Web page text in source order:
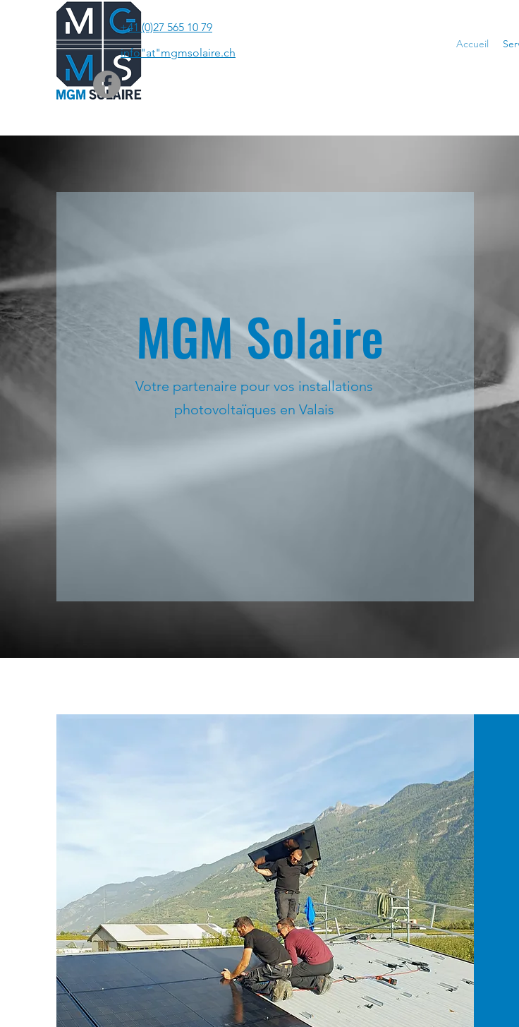
+41 (0)27 565 10 79
info"at"mgmsolaire.ch
Accueil
MGM Solaire
Votre partenaire pour vos installations
photovoltaïques en Valais